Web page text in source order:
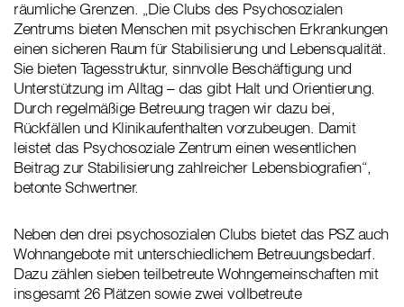
räumliche Grenzen. „Die Clubs des Psychosozialen
Zentrums bieten Menschen mit psychischen Erkrankungen
einen sicheren Raum für Stabilisierung und Lebensqualität.
Sie bieten Tagesstruktur, sinnvolle Beschäftigung und
Unterstützung im Alltag – das gibt Halt und Orientierung.
Durch regelmäßige Betreuung tragen wir dazu bei,
Rückfällen und Klinikaufenthalten vorzubeugen. Damit
leistet das Psychosoziale Zentrum einen wesentlichen
Beitrag zur Stabilisierung zahlreicher Lebensbiografien“,
betonte Schwertner.
Neben den drei psychosozialen Clubs bietet das PSZ auch
Wohnangebote mit unterschiedlichem Betreuungsbedarf.
Dazu zählen sieben teilbetreute Wohngemeinschaften mit
insgesamt 26 Plätzen sowie zwei vollbetreute